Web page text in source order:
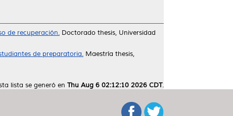
de recuperación. Doctorado thesis, Universidad
de preparatoria. Maestría thesis,
lista se generó en Thu Aug 6 02:12:10 2026 CDT.